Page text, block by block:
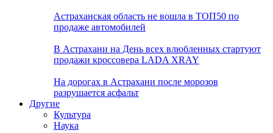
Астраханская область не вошла в ТОП50 по
продаже автомобилей
В Астрахани на День всех влюбленных стартуют
продажи кроссовера LADA XRAY
На дорогах в Астрахани после морозов
разрушается асфальт
Другие
Культура
Наука